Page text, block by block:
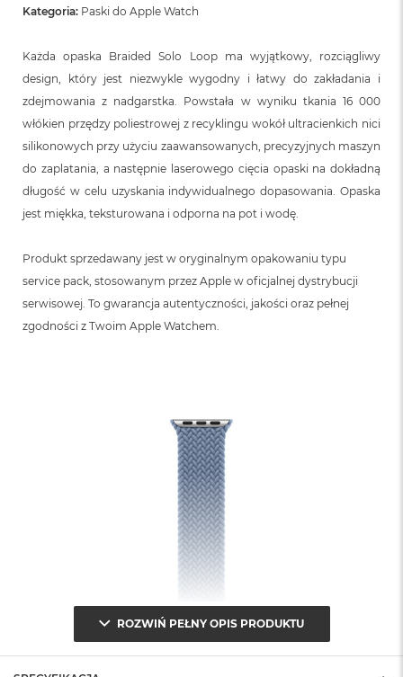
Kategoria: Paski do Apple Watch
Każda opaska Braided Solo Loop ma wyjątkowy, rozciągliwy
design, który jest niezwykle wygodny i łatwy do zakładania i
zdejmowania z nadgarstka. Powstała w wyniku tkania 16 000
włókien przędzy poliestrowej z recyklingu wokół ultracienkich nici
silikonowych przy użyciu zaawansowanych, precyzyjnych maszyn
do zaplatania, a następnie laserowego cięcia opaski na dokładną
długość w celu uzyskania indywidualnego dopasowania. Opaska
jest miękka, teksturowana i odporna na pot i wodę.
Produkt sprzedawany jest w oryginalnym opakowaniu typu
service pack, stosowanym przez Apple w oficjalnej dystrybucji
serwisowej. To gwarancja autentyczności, jakości oraz pełnej
zgodności z Twoim Apple Watchem.
ROZWIŃ PEŁNY OPIS PRODUKTU